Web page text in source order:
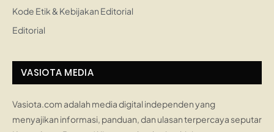
Kode Etik & Kebijakan Editorial
Editorial
VASIOTA MEDIA
Vasiota.com adalah media digital independen yang
menyajikan informasi, panduan, dan ulasan terpercaya seputar